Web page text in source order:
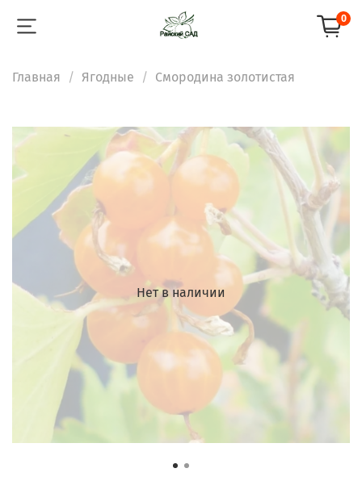
0
Главная Ягодные Смородина золотистая
Нет в наличии